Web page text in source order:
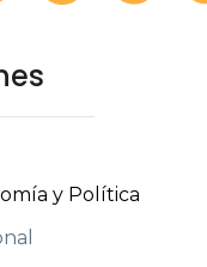
y Política